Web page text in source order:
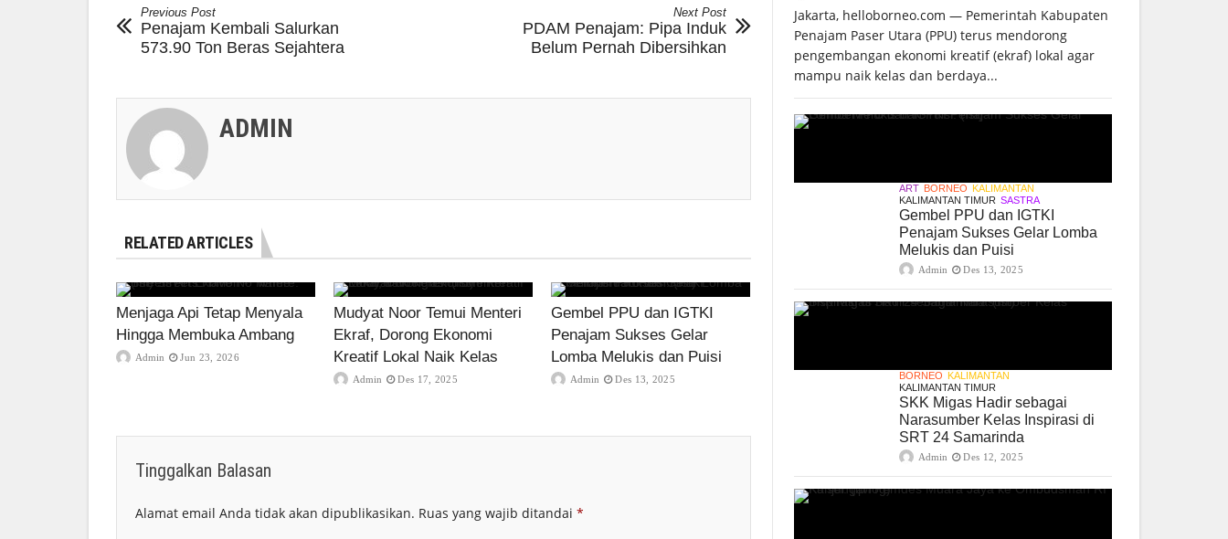
Previous Post
Penajam Kembali Salurkan
573.90 Ton Beras Sejahtera
Next Post
PDAM Penajam: Pipa Induk
Belum Pernah Dibersihkan
ADMIN
RELATED ARTICLES
Menjaga Api Tetap Menyala
Hingga Membuka Ambang
Admin Jun 23, 2026
Mudyat Noor Temui Menteri
Ekraf, Dorong Ekonomi
Kreatif Lokal Naik Kelas
Admin Des 17, 2025
Gembel PPU dan IGTKI
Penajam Sukses Gelar
Lomba Melukis dan Puisi
Admin Des 13, 2025
Tinggalkan Balasan
Alamat email Anda tidak akan dipublikasikan. Ruas yang wajib ditandai *
Jakarta, helloborneo.com — Pemerintah Kabupaten
Penajam Paser Utara (PPU) terus mendorong
pengembangan ekonomi kreatif (ekraf) lokal agar
mampu naik kelas dan berdaya...
ART BORNEO KALIMANTAN
KALIMANTAN TIMUR SASTRA
Gembel PPU dan IGTKI
Penajam Sukses Gelar Lomba
Melukis dan Puisi
Admin Des 13, 2025
BORNEO KALIMANTAN
KALIMANTAN TIMUR
SKK Migas Hadir sebagai
Narasumber Kelas Inspirasi di
SRT 24 Samarinda
Admin Des 12, 2025